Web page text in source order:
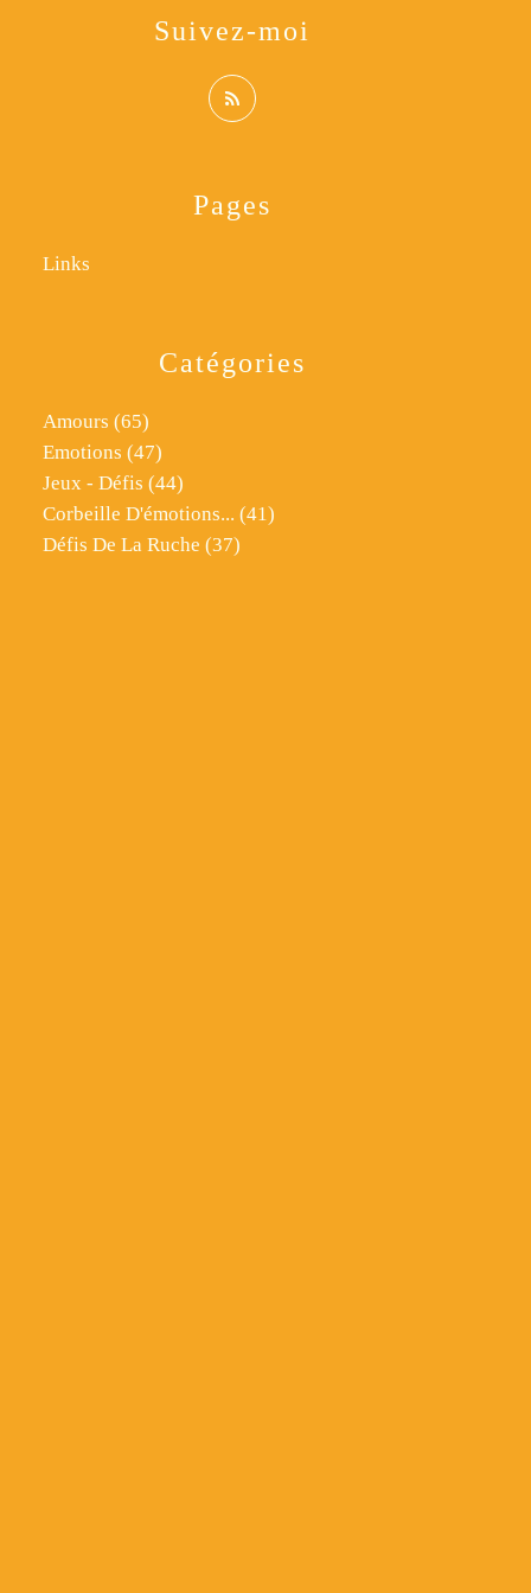
Catégories
Amours (65)
Emotions (47)
Jeux - Défis (44)
Corbeille D'émotions... (41)
Défis De La Ruche (37)
Pages
Links
Suivez-moi